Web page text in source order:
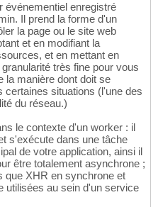
événementiel enregistré
Il prend la forme d'un
la page ou le site web
et en modifiant la
et en mettant en
très fine pour vous
la manière dont doit se
certaines situations (l'une des
du réseau.)
le contexte d'un worker : il
s'exécute dans une tâche
de votre application, ainsi il
être totalement asynchrone ;
que XHR en synchrone et
utilisées au sein d'un service